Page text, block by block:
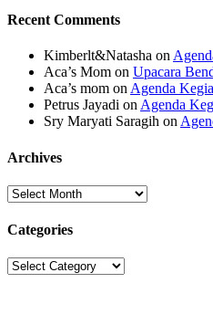
Recent Comments
Kimberlt&Natasha on
Aca’s Mom on Upacara
Aca’s mom on Agenda
Petrus Jayadi on Agenda
Sry Maryati Saragih on
Archives
Archives
Categories
Categories